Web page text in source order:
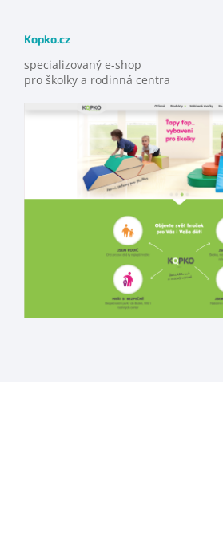
Kopko.cz
specializovaný e-shop
pro školky a rodinná centra